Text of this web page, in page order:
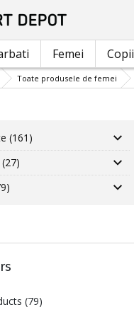
Femei Copii
Toate produsele de femei
(161)
(79)